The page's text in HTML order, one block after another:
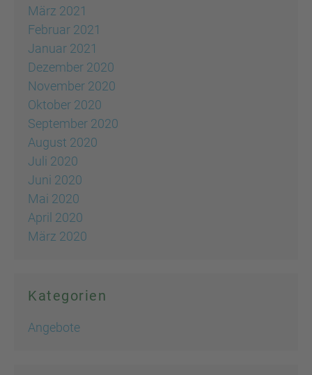
März 2021
Februar 2021
Januar 2021
Dezember 2020
November 2020
Oktober 2020
September 2020
August 2020
Juli 2020
Juni 2020
Mai 2020
April 2020
März 2020
Kategorien
Angebote